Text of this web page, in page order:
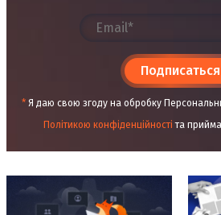
Подписаться
* Я даю свою згоду на обробку
Політикою конфіденційності та